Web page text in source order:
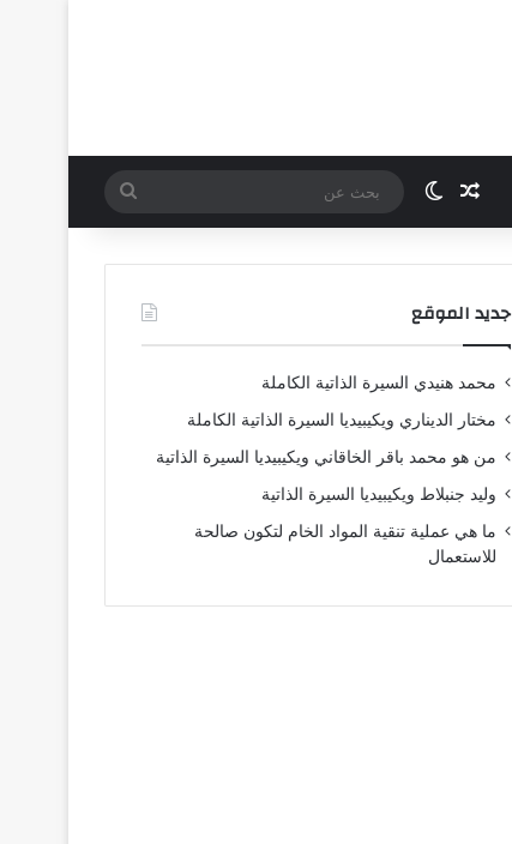
مقال عشوائي
الوضع المظلم
بحث
عن
جديد الموقع
محمد هنيدي السيرة الذاتية الكاملة
مختار الديناري ويكيبيديا السيرة الذاتية الكاملة
من هو محمد باقر الخاقاني ويكيبيديا السيرة الذاتية
وليد جنبلاط ويكيبيديا السيرة الذاتية
ما هي عملية تنقية المواد الخام لتكون صالحة
للاستعمال